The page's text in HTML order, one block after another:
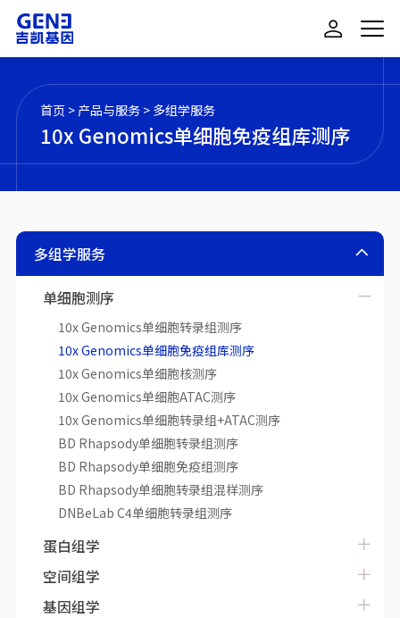
首页 > 产品与服务 > 多组学服务
10x Genomics单细胞免疫组库测序
多组学服务
单细胞测序
10x Genomics单细胞转录组测序
10x Genomics单细胞免疫组库测序
10x Genomics单细胞核测序
10x Genomics单细胞ATAC测序
10x Genomics单细胞转录组+ATAC测序
BD Rhapsody单细胞转录组测序
BD Rhapsody单细胞免疫组测序
BD Rhapsody单细胞转录组混样测序
DNBeLab C4单细胞转录组测序
蛋白组学
空间组学
基因组学